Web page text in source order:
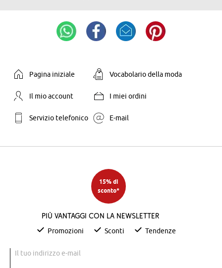
Pagina iniziale Vocabolario della moda
Il mio account I miei ordini
Servizio telefonico E-mail
15% di
sconto*
Più vantaggi con la newsletter
Promozioni Sconti Tendenze
Il tuo indirizzo e-mail